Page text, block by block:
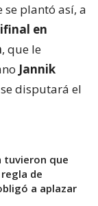
se plantó así, a
en
, que le
Jannik
disputará el
tuvieron que
de
a aplazar